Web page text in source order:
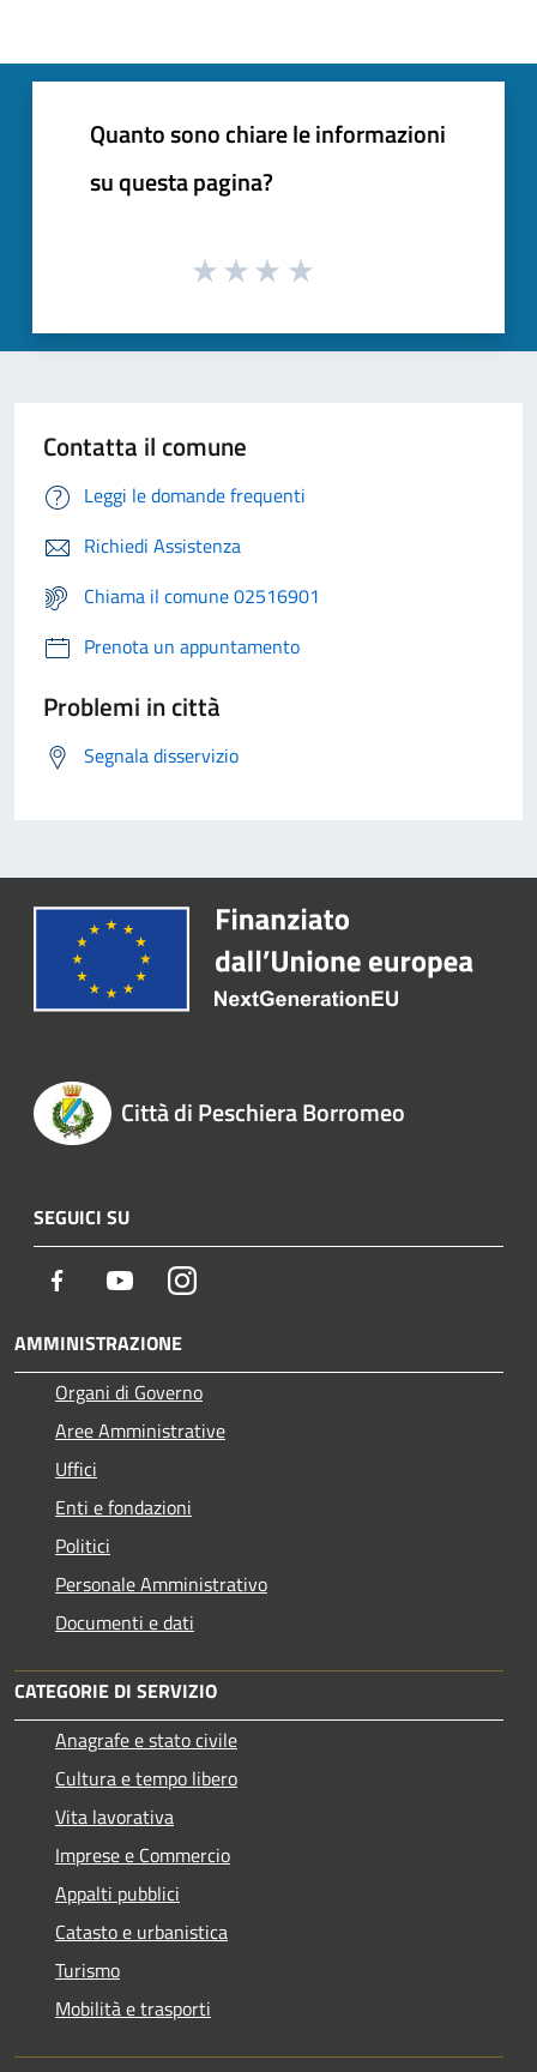
Quanto sono chiare le informazioni
su questa pagina?
Contatta il comune
Leggi le domande frequenti
Richiedi Assistenza
Chiama il comune 02516901
Prenota un appuntamento
Problemi in città
Segnala disservizio
Città di Peschiera Borromeo
SEGUICI SU
Facebook YoutubeInstagram
AMMINISTRAZIONE
Organi di Governo
Aree Amministrative
Uffici
Enti e fondazioni
Politici
Personale Amministrativo
Documenti e dati
CATEGORIE DI SERVIZIO
Anagrafe e stato civile
Cultura e tempo libero
Vita lavorativa
Imprese e Commercio
Appalti pubblici
Catasto e urbanistica
Turismo
Mobilità e trasporti